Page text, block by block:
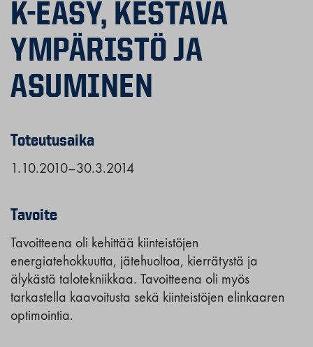
K-EASY, KESTÄVÄ
YMPÄRISTÖ JA
ASUMINEN
Toteutusaika
1.10.2010–30.3.2014
Tavoite
Tavoitteena oli kehittää kiinteistöjen
energiatehokkuutta, jätehuoltoa, kierrätystä ja
älykästä talotekniikkaa. Tavoitteena oli myös
tarkastella kaavoitusta sekä kiinteistöjen elinkaaren
optimointia.